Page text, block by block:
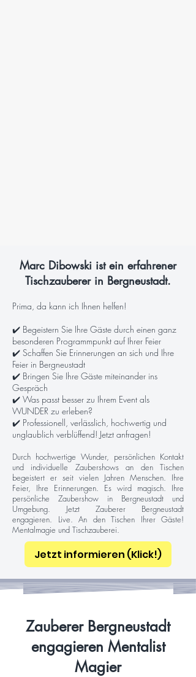
Marc Dibowski ist ein erfahrener
Tischzauberer in Bergneustadt.
Prima, da kann ich Ihnen helfen!
✔️ Begeistern Sie Ihre Gäste durch einen ganz
besonderen Programmpunkt auf Ihrer Feier
✔️ Schaffen Sie Erinnerungen an sich und Ihre
Feier in Bergneustadt
✔️ Bringen Sie Ihre Gäste miteinander ins
Gespräch
✔️ Was passt besser zu Ihrem Event als
WUNDER zu erleben?
✔️ Professionell, verlässlich, hochwertig und
unglaublich verblüffend! Jetzt anfragen!
Durch hochwertige Wunder, persönlichen Kontakt
und individuelle Zaubershows an den Tischen
begeistert er seit vielen Jahren Menschen. Ihre
Feier, Ihre Erinnerungen. Es wird magisch. Ihre
persönliche Zaubershow in Bergneustadt und
Umgebung. Jetzt Zauberer Bergneustadt
engagieren. Live. An den Tischen Ihrer Gäste!
Mentalmagie und Tischzauberei.
Jetzt informieren (Klick!)
Zauberer Bergneustadt
engagieren Mentalist
Magier